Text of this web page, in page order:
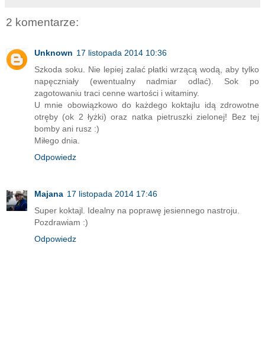
2 komentarze:
Unknown 17 listopada 2014 10:36
Szkoda soku. Nie lepiej zalać płatki wrzącą wodą, aby tylko
napęczniały (ewentualny nadmiar odlać). Sok po
zagotowaniu traci cenne wartości i witaminy.
U mnie obowiązkowo do każdego koktajlu idą zdrowotne
otręby (ok 2 łyżki) oraz natka pietruszki zielonej! Bez tej
bomby ani rusz :)
Miłego dnia.
Odpowiedz
Majana 17 listopada 2014 17:46
Super koktajl. Idealny na poprawę jesiennego nastroju.
Pozdrawiam :)
Odpowiedz